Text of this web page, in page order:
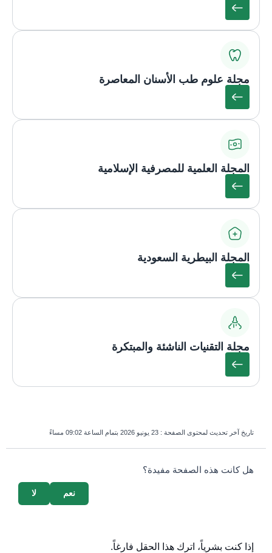
مجلة علوم طب الأسنان المعاصرة
المجلة العلمية للمصرفية الإسلامية
المجلة البيطرية السعودية
مجلة التقنيات الناشئة والمبتكرة
تاريخ آخر تحديث لمحتوى الصفحة : 23 يونيو 2026 بتمام الساعة 09:02 مساءً
survey_v2
هل كانت هذه الصفحة مفيدة؟
لا نعم
إذا كنت بشرياً، اترك هذا الحقل فارغاً.